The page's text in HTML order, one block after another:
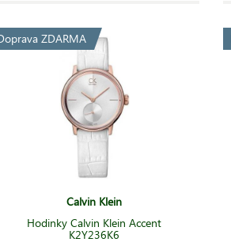
ZDARMA
Calvin Klein
Hodinky Calvin Klein Accent
K2Y236K6